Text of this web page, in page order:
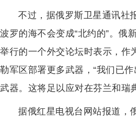
不过，据俄罗斯卫星通讯社
波罗的海不会变成“北约的”。俄
举行的一个外交论坛时表示，作
勒军区部署更多武器，“我们已
武器。这将足以应对在芬兰和瑞
据俄红星电视台网站报道，